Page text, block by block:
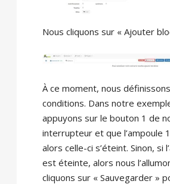
Nous cliquons sur « Ajouter
À ce moment, nous
conditions. Dans notre
appuyons sur le bouton 1 de
interrupteur et que l’ampoule
alors celle-ci s’éteint. Sinon, si
est éteinte, alors nous
cliquons sur « Sauvegarder »